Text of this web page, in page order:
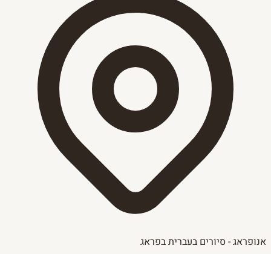
אנופראג - סיורים בעברית בפראג